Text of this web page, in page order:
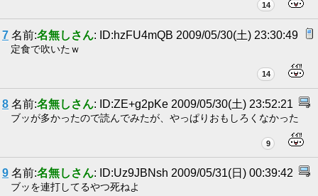
14
7 名前:名無しさん: ID:hzFU4mQB 2009/05/30(土) 23:30:49
定食で吹いたｗ
14
8 名前:名無しさん: ID:ZE+g2pKe 2009/05/30(土) 23:52:21
ブッが多かったので読んでみたが、やっぱりおもしろくなかった
9
9 名前:名無しさん: ID:Uz9JBNsh 2009/05/31(日) 00:39:42
ブッを連打してるやつ死ねよ